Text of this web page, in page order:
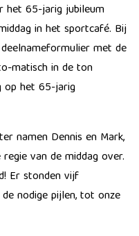
65-jarig jubileum
in het sportcafé. Bij
met de
matisch in de ton
op het 65-jarig
namen Dennis en Mark,
van de middag over.
Er stonden vijf
nodige pijlen, tot onze